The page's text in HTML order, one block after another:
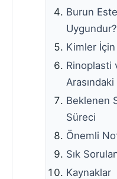
Burun
Uygundur?
Kimler
Rinoplasti
Beklenen
Süreci
Önemli
Sık
Kaynaklar